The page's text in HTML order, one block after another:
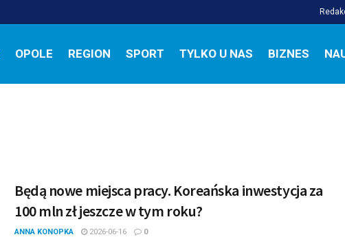
OPOLE REGION SPORT TYLKO U NAS BIZNES
Będą nowe miejsca pracy. Koreańska inwestycja za
100 mln zł jeszcze w tym roku?
ANNA KONOPKA 2026-06-16 0